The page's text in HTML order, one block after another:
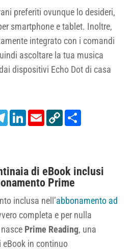
preferiti ovunque lo desideri,
smartphone e tablet. Inoltre,
integrato con i comandi
ascoltare la tua musica
dispositivi Echo Dot di casa
TelegramLinkedIn
EmailCopy
Link
di eBook inclusi
Prime
inclusa nell’abbonamento ad
completa e per nulla
Prime Reading, una
eBook in continuo